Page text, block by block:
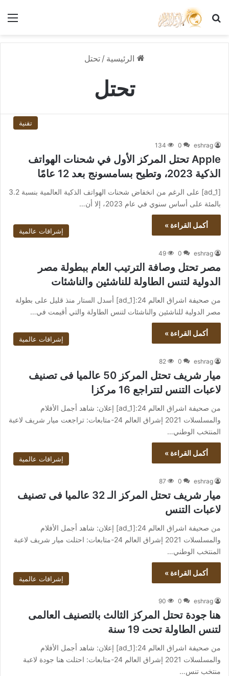
بحث عن
الرئيسية / تحتل
تحتل
تقنية
eshrag
0
134
Apple تحتل المركز الأول في شحنات الهواتف
الذكية 2023، وتطيح بسامسونج بعد 12 عامًا
[ad_1] على الرغم من انخفاض شحنات الهواتف الذكية العالمية بنسبة 3.2
بالمئة على أساس سنوي في عام 2023، إلا أن…
أكمل القراءة »
إشراقات عالمية
eshrag
0
49
مصر تحتل وصافة الترتيب العام ببطولة مصر
الدولية لتنس الطاولة للناشئين والناشئات
من صحيفة اشراق العالم 24:[ad_1] أسدل الستار منذ قليل على بطولة
مصر الدولية للناشئين والناشئات لتنس الطاولة والتي أقيمت في…
أكمل القراءة »
إشراقات عالمية
eshrag
0
82
ميار شريف تحتل المركز 50 عالميا فى تصنيف
لاعبات التنس لتتراجع 16 مركزا
من صحيفة اشراق العالم 24:[ad_1] إعلان: شاهد أجمل الأفلام
والمسلسلات 2021 إشراق العالم 24-متابعات: تراجعت ميار شريف لاعبة
المنتخب الوطني…
أكمل القراءة »
إشراقات عالمية
eshrag
0
87
ميار شريف تحتل المركز الـ 32 عالميا فى تصنيف
لاعبات التنس
من صحيفة اشراق العالم 24:[ad_1] إعلان: شاهد أجمل الأفلام
والمسلسلات 2021 إشراق العالم 24-متابعات: احتلت ميار شريف لاعبة
المنتخب الوطني…
أكمل القراءة »
إشراقات عالمية
eshrag
0
90
هنا جودة تحتل المركز الثالث بالتصنيف العالمى
لتنس الطاولة تحت 19 سنة
من صحيفة اشراق العالم 24:[ad_1] إعلان: شاهد أجمل الأفلام
والمسلسلات 2021 إشراق العالم 24-متابعات: احتلت هنا جودة لاعبة
منتخب تنس…